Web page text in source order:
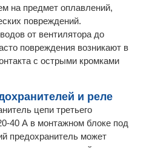
на предмет оплавлений,
повреждений.
от вентилятора до
повреждения возникают в
с острыми кромками
и реле
цепи третьего
40 А в монтажном блоке под
предохранитель может